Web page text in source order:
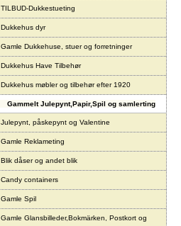
TILBUD-Dukkestueting
Dukkehus dyr
Gamle Dukkehuse, stuer og forretninger
Dukkehus Have Tilbehør
Dukkehus møbler og tilbehør efter 1920
Gammelt Julepynt,Papir,Spil og samlerting
Julepynt, påskepynt og Valentine
Gamle Reklameting
Blik dåser og andet blik
Candy containers
Gamle Spil
Gamle Glansbilleder,Bokmärken, Postkort og